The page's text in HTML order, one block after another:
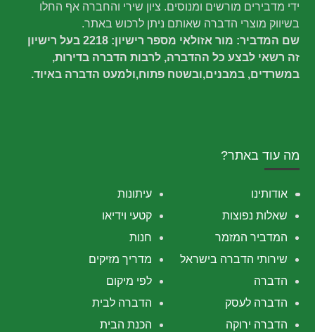
ידי מדבירים מורשים ומנוסים. ציון שירי והחברה אף החלו
בשיווק מוצרי הדברה שאותם ניתן לרכוש באתר.
שם המדביר: מור אזולאי מספר רישיון: 2218 בעל רישיון
זה רשאי לבצע כל ההדברה, לרבות הדברה בדירות,
במשרדים, במבנים,ובשטח פתוח,ולמעט הדברה באיוד.
מה עוד באתר?
עיתונות
אודותינו
קטעי וידיאו
שאלות נפוצות
חנות
המדביר המזמר
מדריך מזיקים
שירותי הדברה בישראל
לפי מיקום
הדברה
הדברה לבית
הדברה לעסק
הכנת הבית
הדברה ירוקה